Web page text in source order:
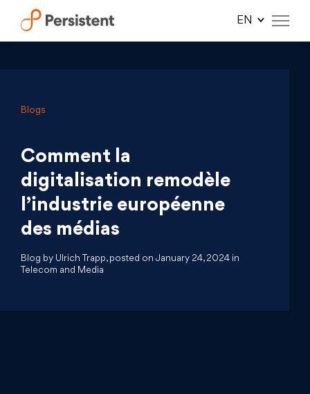
Skip
Blogs
Comment la
digitalisation remodèle
l’industrie européenne
des médias
Blog by Ulrich Trapp, posted on January 24, 2024 in
Telecom and Media